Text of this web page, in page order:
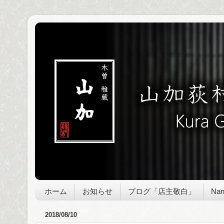
ホーム お知らせ ブログ「店主敬白」
2018/08/10